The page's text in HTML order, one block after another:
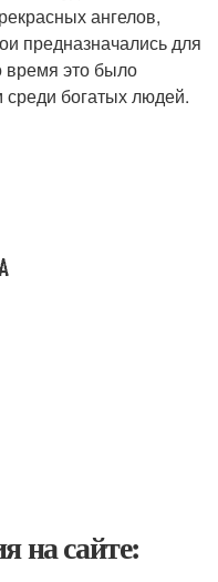
ангелов,
предназначались для
время это было
богатых людей.
на сайте: